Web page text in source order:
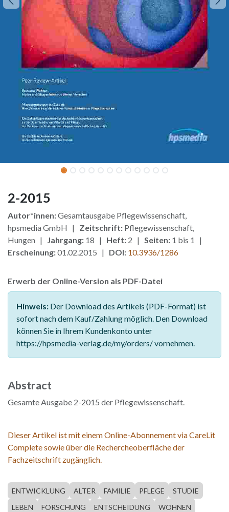
2-2015
Autor*innen:Gesamtausgabe Pflegewissenschaft,
hpsmedia GmbH | Zeitschrift: Pflegewissenschaft,
Hungen | Jahrgang: 18 | Heft: 2 | Seiten: 1 bis 1 |
Erscheinung:01.02.2015 | DOI: 10.3936/1286
Erwerb der Online-Version als PDF-Datei
Hinweis: Der Download des Artikels (PDF-Format) ist
sofort nach dem Kauf/Zahlung möglich. Den Download
können Sie in Ihrem Kundenkonto unter
https://hpsmedia-verlag.de/my/orders/ vornehmen.
Abstract
Gesamte Ausgabe 2-2015 der Pflegewissenschaft.
Dieser Artikel ist mit einem Online-Abonnement via CareLit
Complete sowie über die Rechercheoberfläche der
Fachzeitschrift zugänglich.
ENTWICKLUNG ALTER FAMILIE PFLEGE
STUDIE
LEBEN
FORSCHUNG ENTSCHEIDUNG WOHNEN